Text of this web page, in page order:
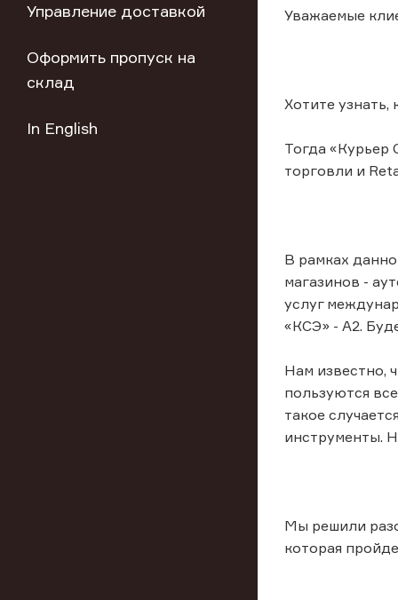
Управление доставкой
Оформить пропуск на
склад
In English
Уважаемые
Хотите узнать,
Тогда «Курьер
торговли и
В рамках
магазинов -
услуг
«КСЭ» - А2.
Нам известно,
пользуются
такое
инструменты.
Мы решили
которая